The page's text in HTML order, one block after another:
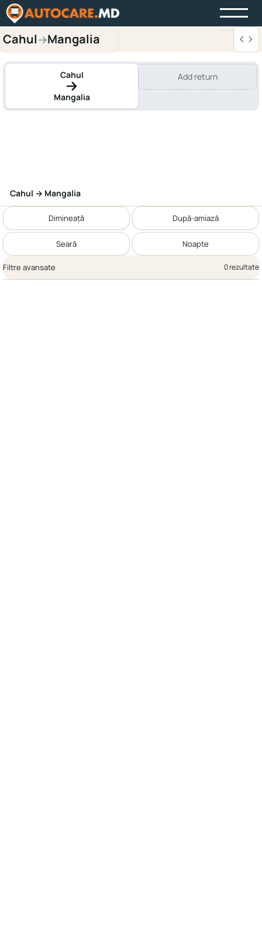
Cahul→Mangalia
Cahul
Mangalia
Add return
Cahul → Mangalia
Dimineață După-amiază
Seară Noapte
Filtre avansate 0 rezultate